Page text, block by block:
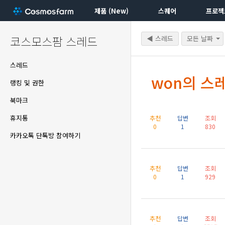
제품 (New) 스퀘어 프로
코스모스팜 스레드
스레드
랭킹 및 권한
북마크
휴지통
카카오톡 단톡방 참여하기
◀ 스레드 모든 날짜
won의 스
추천
0
답변
1
조회
830
추천
0
답변
1
조회
929
추천
답변
조회